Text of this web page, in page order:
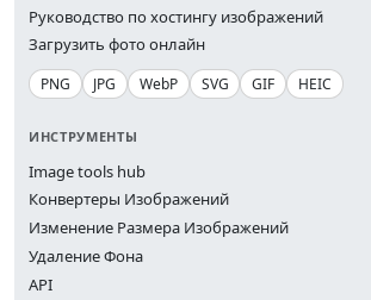
Руководство по хостингу изображений
Загрузить фото онлайн
PNG JPG WebP SVG GIF HEIC
ИНСТРУМЕНТЫ
Image tools hub
Конвертеры Изображений
Изменение Размера Изображений
Удаление Фона
API